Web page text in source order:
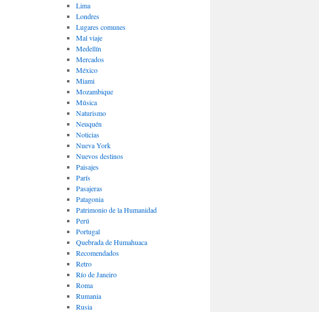
Lima
Londres
Lugares comunes
Mal viaje
Medellín
Mercados
México
Miami
Mozambique
Música
Naturismo
Neuquén
Noticias
Nueva York
Nuevos destinos
Paisajes
Parí­s
Pasajeras
Patagonia
Patrimonio de la Humanidad
Perú
Portugal
Quebrada de Humahuaca
Recomendados
Retro
Río de Janeiro
Roma
Rumania
Rusia